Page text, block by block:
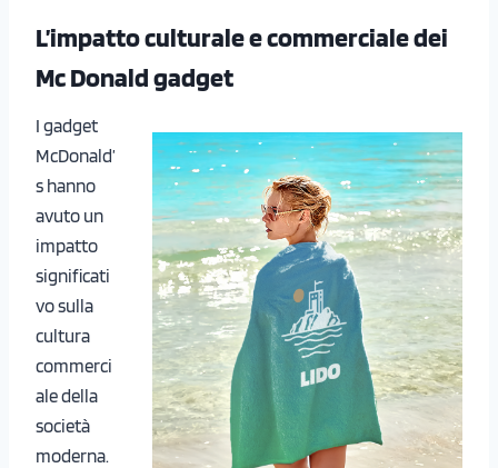
L’impatto culturale e commerciale dei
Mc Donald gadget
I gadget
McDonald’
s hanno
avuto un
impatto
significati
vo sulla
cultura
commerci
ale della
società
moderna.